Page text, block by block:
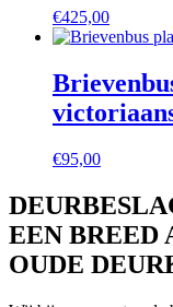
€425,00
€95,00
EEN BREED
OUDE